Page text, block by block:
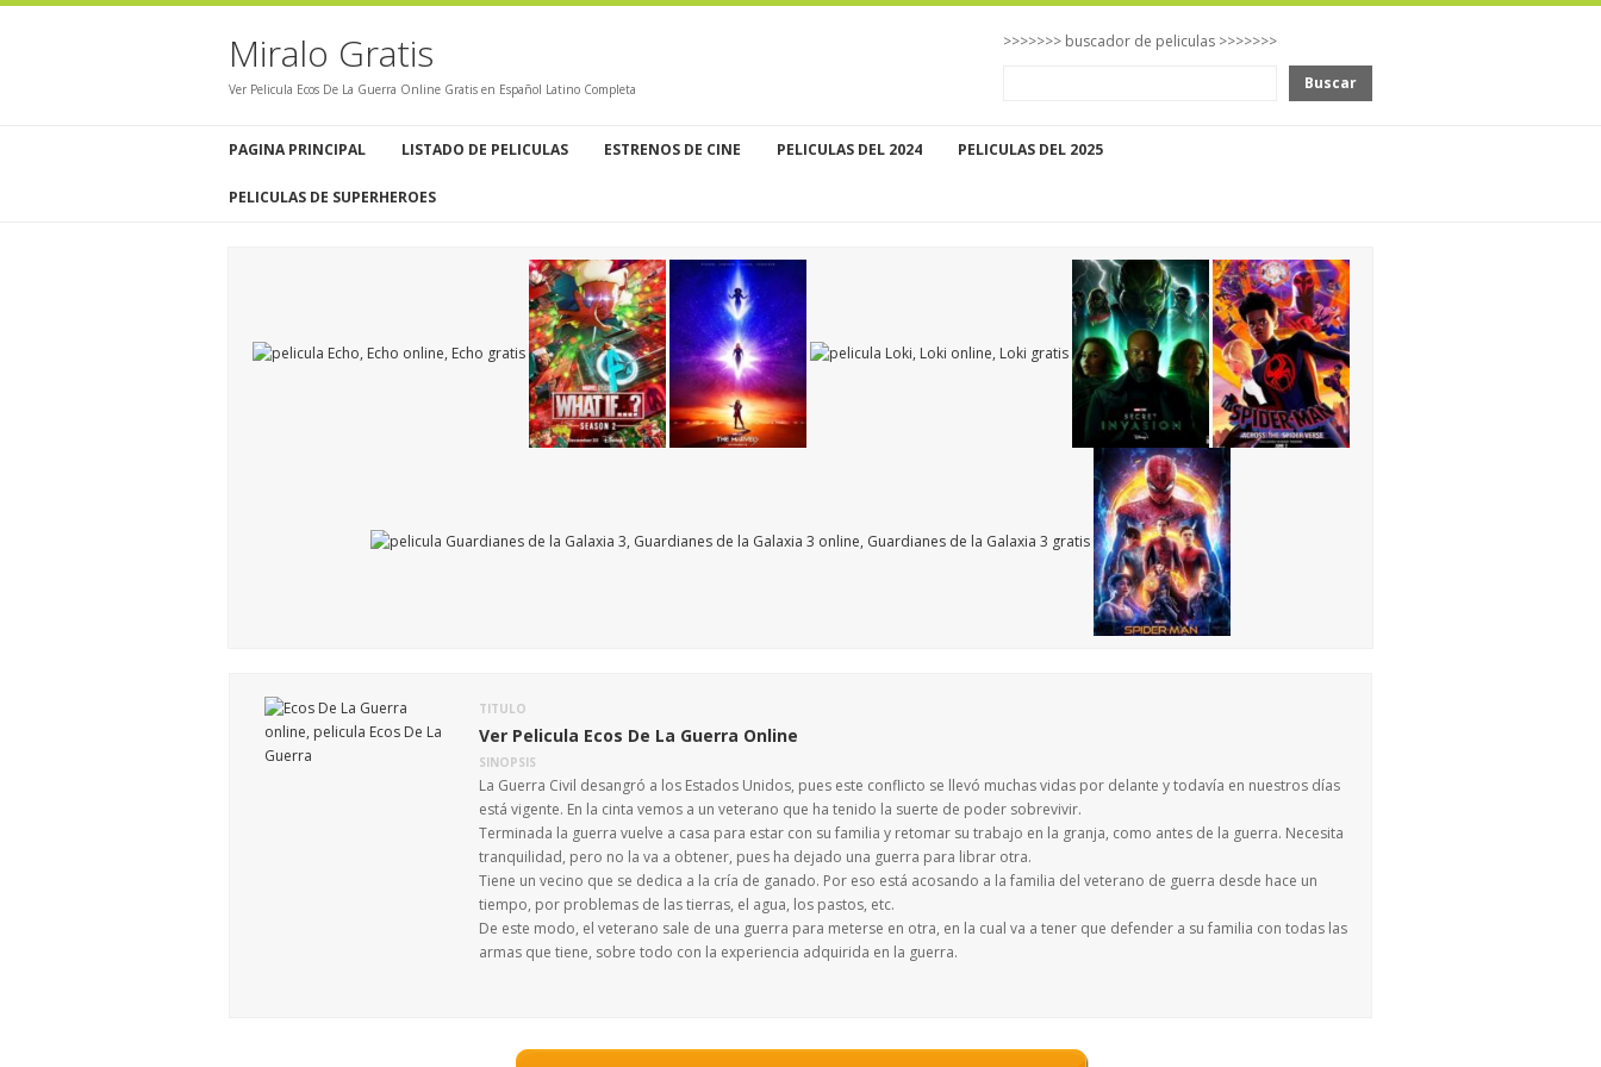
Miralo Gratis
Ver Pelicula Ecos De La Guerra Online Gratis en Español Latino Completa
>>>>>>> buscador de peliculas >>>>>>>
Buscar
PAGINA PRINCIPAL LISTADO DE PELICULAS ESTRENOS DE CINE PELICULAS DEL 2024 PELICULAS DEL 2025
PELICULAS DE SUPERHEROES
TITULO
Ver Pelicula Ecos De La Guerra Online
SINOPSIS
La Guerra Civil desangró a los Estados Unidos, pues este conflicto se llevó muchas vidas por delante y todavía en nuestros días
está vigente. En la cinta vemos a un veterano que ha tenido la suerte de poder sobrevivir.
Terminada la guerra vuelve a casa para estar con su familia y retomar su trabajo en la granja, como antes de la guerra. Necesita
tranquilidad, pero no la va a obtener, pues ha dejado una guerra para librar otra.
Tiene un vecino que se dedica a la cría de ganado. Por eso está acosando a la familia del veterano de guerra desde hace un
tiempo, por problemas de las tierras, el agua, los pastos, etc.
De este modo, el veterano sale de una guerra para meterse en otra, en la cual va a tener que defender a su familia con todas las
armas que tiene, sobre todo con la experiencia adquirida en la guerra.